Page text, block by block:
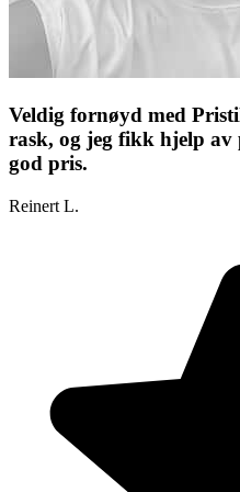
Veldig fornøyd med
rask, og jeg fikk hjelp av
god pris.
Reinert L.